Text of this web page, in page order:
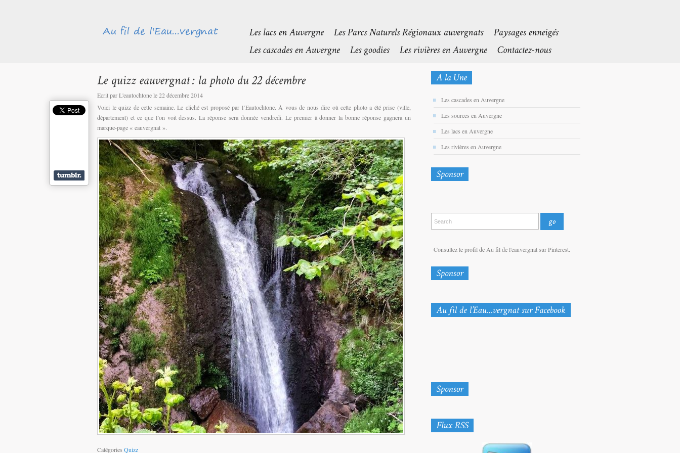
Ecrit par L'eautochtone le 22 décembre 2014
Voici le quizz de cette semaine. Le cliché est proposé par l’Eautochtone. À vous de nous dire où cette photo a été prise (ville,
département) et ce que l’on voit dessus. La réponse sera donnée vendredi. Le premier à donner la bonne réponse gagnera un
marque-page « eauvergnat ».
Catégories Quizz
Les cascades en Auvergne
Les sources en Auvergne
Les lacs en Auvergne
Les rivières en Auvergne
Consultez le profil de Au fil de l'eauvergnat sur Pinterest.